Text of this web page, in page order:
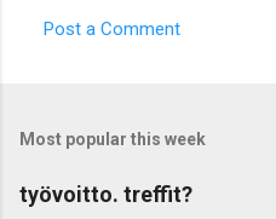
Post a Comment
Most popular this week
työvoitto. treffit?